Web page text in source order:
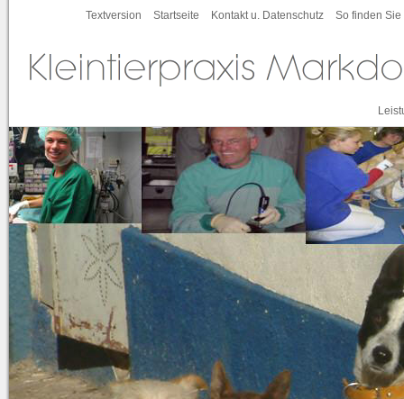
Textversion Startseite Kontakt u. Datenschutz So finden Sie